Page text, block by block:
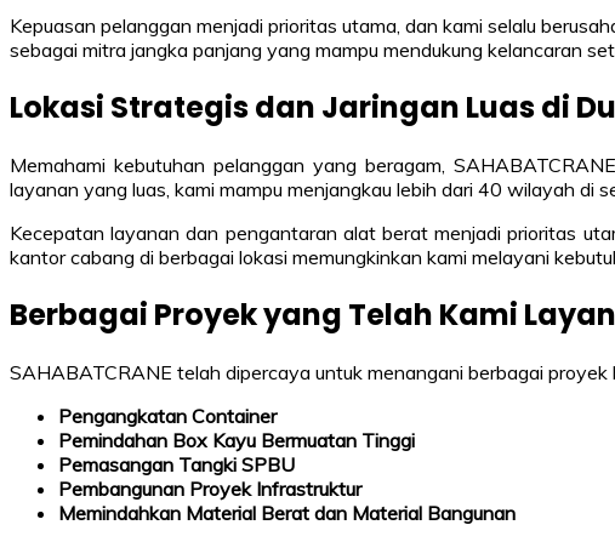
Kepuasan pelanggan menjadi prioritas utama, dan kami selalu
sebagai mitra jangka panjang yang mampu mendukung kelancaran
Lokasi Strategis dan Jaringan Luas di
Memahami kebutuhan pelanggan yang beragam,
layanan yang luas, kami mampu menjangkau lebih dari 40 wilayah di
Kecepatan layanan dan pengantaran alat berat menjadi prioritas
kantor cabang di berbagai lokasi memungkinkan kami melayani
Berbagai Proyek yang Telah Kami
SAHABATCRANE telah dipercaya untuk menangani berbagai proyek
Pengangkatan Container
Pemindahan Box Kayu Bermuatan Tinggi
Pemasangan Tangki SPBU
Pembangunan Proyek Infrastruktur
Memindahkan Material Berat dan Material Bangunan